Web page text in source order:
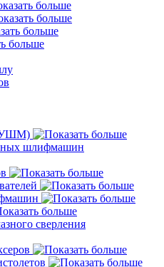
(УШМ)
шлифмашин
сверления